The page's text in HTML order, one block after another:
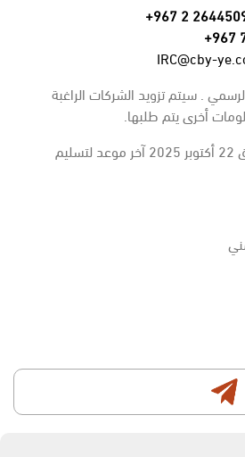
IRC@cby-
. سيتم تزويد الشركات الراغبة
أخرى يتم طلبها.
سيكون يوم الأربعاء الموافق 22 أكتوبر 2025 آخر موعد لتسليم